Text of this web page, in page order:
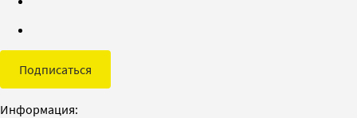
Подписаться
Информация: